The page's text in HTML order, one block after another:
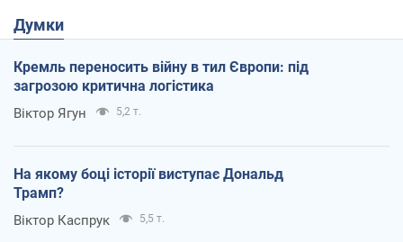
Думки
Кремль переносить війну в тил Європи: під
загрозою критична логістика
Віктор Ягун 5,2 т.
На якому боці історії виступає Дональд
Трамп?
Віктор Каспрук 5,5 т.